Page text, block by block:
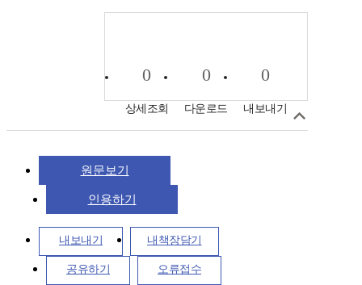
0
상세조회
0
다운로드
0
내보내기
원문보기
인용하기
내보내기 내책장담기
공유하기 오류접수